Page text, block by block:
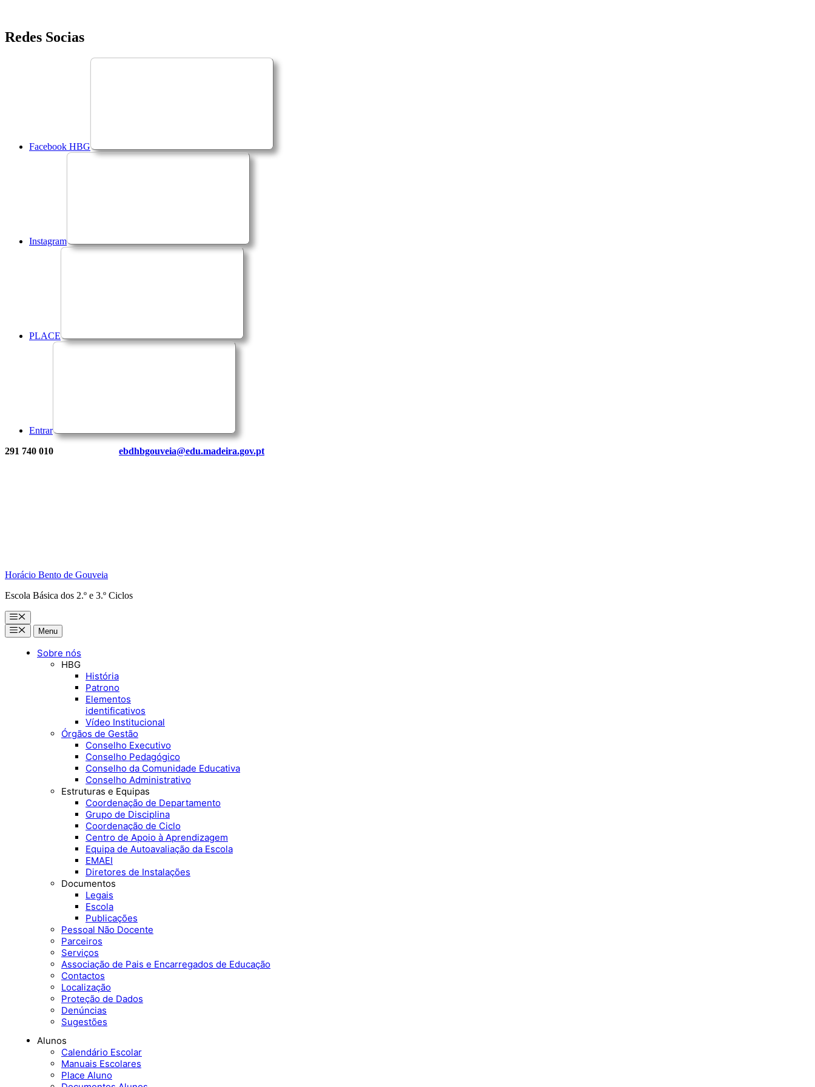
Saltar
para
Redes Socias
Facebook HBG
Instagram
PLACE
Entrar
291 740 010 ebdhbgouveia@edu.madeira.gov.pt
Horácio Bento de Gouveia
Escola Básica dos 2.º e 3.º Ciclos
Menu
MenuMenu
Sobre nós
HBG
História
Patrono
Elementos
identificativos
Vídeo Institucional
Órgãos de Gestão
Conselho Executivo
Conselho Pedagógico
Conselho da Comunidade Educativa
Conselho Administrativo
Estruturas e Equipas
Coordenação de Departamento
Grupo de Disciplina
Coordenação de Ciclo
Centro de Apoio à Aprendizagem
Equipa de Autoavaliação da Escola
EMAEI
Diretores de Instalações
Documentos
Legais
Escola
Publicações
Pessoal Não Docente
Parceiros
Serviços
Associação de Pais e Encarregados de Educação
Contactos
Localização
Proteção de Dados
Denúncias
Sugestões
Alunos
Calendário Escolar
Manuais Escolares
Place Aluno